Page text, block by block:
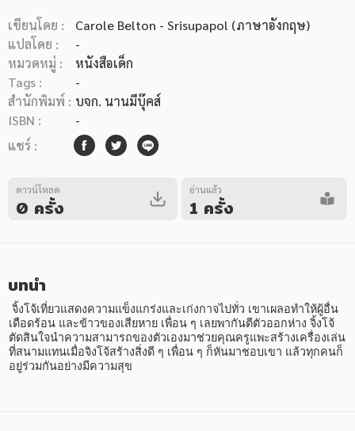
หมวดหมู่หนังสือ
หมวดหมู่ยอดนิยม
หนังสือออกใหม่ หนังสือยอดนิยม หนังสือเช่า
อีบุ๊กอ่านฟรี
หมวดหมู่หนังสือ
อาหาร สุขภาพ การแพทย์
ศิลปะ บันเทิง กีฬา ท่องเที่ยว
สังคม วัฒนธรรม การปกครอง ศาสนาและปรัชญา
เขียนโดย :
Carole Belton - Srisupapol (ภาษาอังกฤษ)
แปลโดย :
-
หมวดหมู่ :
หนังสือเด็ก
Tags :
-
สำนักพิมพ์ : บจก. นานมีบุ๊คส์
ISBN :
-
แชร์ :
ดาวน์โหลด
0 ครั้ง
อ่านแล้ว
1 ครั้ง
บทนำ
จิ้งโจ้เที่ยวแสดงความแข็งแกร่งและเก่งกาจไปทั่ว เขาเผลอทำให้ผู้อื่น
เดือดร้อน และข้าวของเสียหาย เพื่อน ๆ เลยพากันตีตัวออกห่าง จิ้งโจ้
ตัดสินใจนำความสามารถของตัวเองมาช่วยคุณครูแพะสร้างเครื่องเล่น
ที่สนามแทนเมื่อจิงโจ้สร้างสิ่งดี ๆ เพื่อน ๆ ก็หันมาชอบเขา แล้วทุกคนก็
อยู่ร่วมกันอย่างมีความสุข